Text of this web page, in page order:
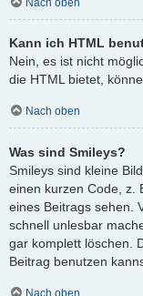
Kann ich HTML
Nein, es ist nicht
die HTML bietet,
Nach oben
Was sind Smileys?
Smileys sind kleine
einen kurzen Code, z.
eines Beitrags sehen.
schnell unlesbar
gar komplett löschen.
Beitrag benutzen
Nach oben